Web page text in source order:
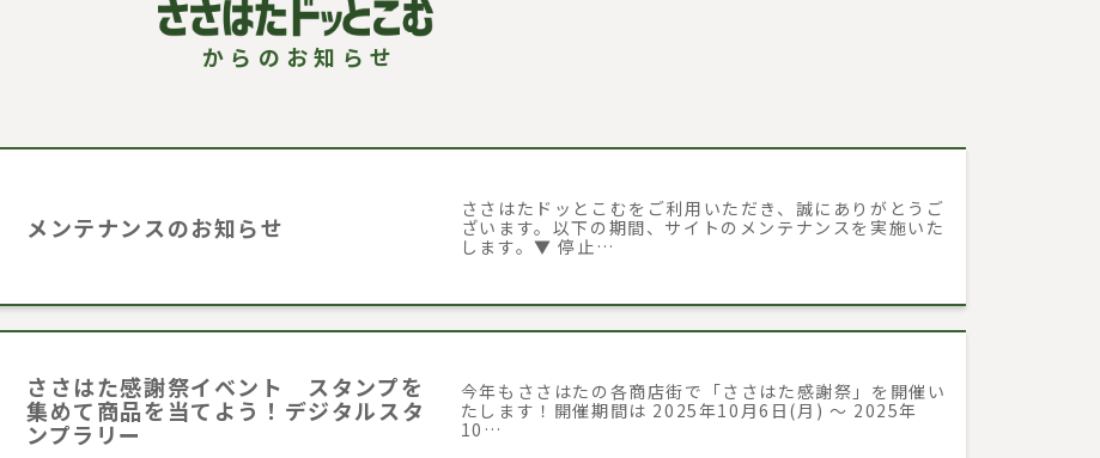
メンテナンスのお知らせ
ささはたドッとこむをご利用いただき、誠にありがとうご
ざいます。以下の期間、サイトのメンテナンスを実施いた
します。▼ 停止…
ささはた感謝祭イベント スタンプを
集めて商品を当てよう！デジタルスタ
ンプラリー
今年もささはたの各商店街で「ささはた感謝祭」を開催い
たします！開催期間は 2025年10月6日(月) ～ 2025年
10…